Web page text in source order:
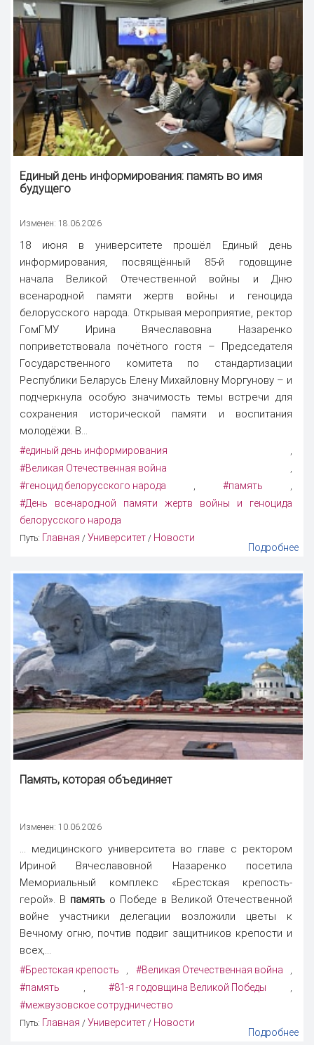
Единый день информирования: память во имя
будущего
Изменен: 18.06.2026
18 июня в университете прошёл Единый день
информирования, посвящённый 85-й годовщине
начала Великой Отечественной войны и Дню
всенародной памяти жертв войны и геноцида
белорусского народа. Открывая мероприятие, ректор
ГомГМУ Ирина Вячеславовна Назаренко
поприветствовала почётного гостя – Председателя
Государственного комитета по стандартизации
Республики Беларусь Елену Михайловну Моргунову – и
подчеркнула особую значимость темы встречи для
сохранения исторической памяти и воспитания
молодёжи. В...
#единый день информирования ,
#Великая Отечественная война ,
#геноцид белорусского народа , #память ,
#День всенародной памяти жертв войны и геноцида
белорусского народа
Путь: Главная / Университет / Новости
Подробнее
Память, которая объединяет
Изменен: 10.06.2026
... медицинского университета во главе с ректором
Ириной Вячеславовной Назаренко посетила
Мемориальный комплекс «Брестская крепость-
герой». В память о Победе в Великой Отечественной
войне участники делегации возложили цветы к
Вечному огню, почтив подвиг защитников крепости и
всех,...
#Брестская крепость #Великая Отечественная война
#память ,#81-я годовщина Великой Победы
#межвузовское сотрудничество
Путь: Главная / Университет / Новости
Подробнее